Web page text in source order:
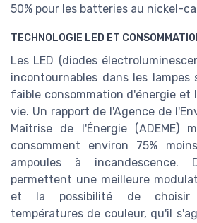
50% pour les batteries au nickel-
TECHNOLOGIE LED ET
Les LED (diodes
incontournables dans les lampes
faible consommation d'énergie et
vie. Un rapport de l'Agence de
Maîtrise de l'Énergie (ADEME)
consomment environ 75%
ampoules à
permettent une meilleure
et la possibilité de choisir
températures de couleur, qu'il